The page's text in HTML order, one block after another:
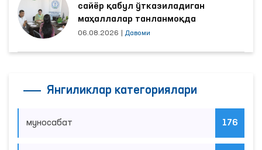
сайёр қабул ўтказиладиган
маҳаллалар танланмоқда
06.08.2026 Давоми
Янгиликлар категориялари
муносабат 176